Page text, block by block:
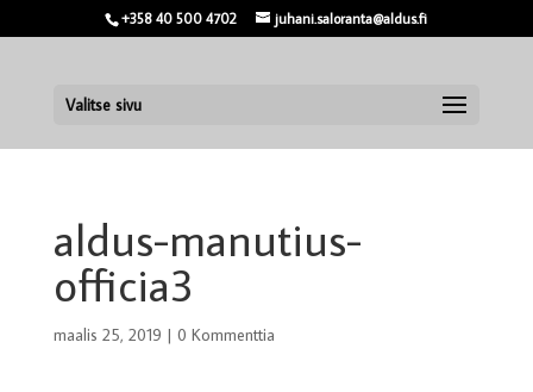
+358 40 500 4702 juhani.saloranta@aldus.fi
Valitse sivu
aldus-manutius-
officia3
maalis 25, 2019 | 0 Kommenttia